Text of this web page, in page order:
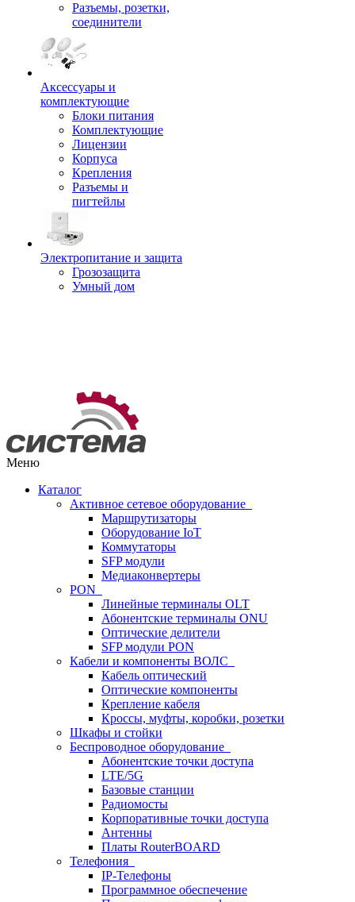
Разъемы, розетки,
соединители
Аксессуары и
комплектующие
Блоки питания
Комплектующие
Лицензии
Корпуса
Крепления
Разъемы и
пигтейлы
Электропитание и защита
Грозозащита
Умный дом
Меню
Каталог
Активное сетевое оборудование
Маршрутизаторы
Оборудование IoT
Коммутаторы
SFP модули
Медиаконвертеры
PON
Линейные терминалы OLT
Абонентские терминалы ONU
Оптические делители
SFP модули PON
Кабели и компоненты ВОЛС
Кабель оптический
Оптические компоненты
Крепление кабеля
Кроссы, муфты, коробки, розетки
Шкафы и стойки
Беспроводное оборудование
Абонентские точки доступа
LTE/5G
Базовые станции
Радиомосты
Корпоративные точки доступа
Антенны
Платы RouterBOARD
Телефония
IP-Телефоны
Программное обеспечение